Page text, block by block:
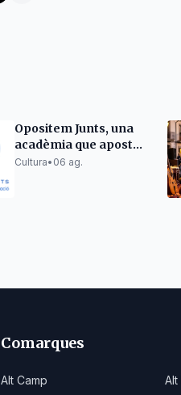
Opositem Junts, una
acadèmia que aposta
per l'excel·lència en la
Cultura• 06 ag.
Comarques
Alt Camp Alt